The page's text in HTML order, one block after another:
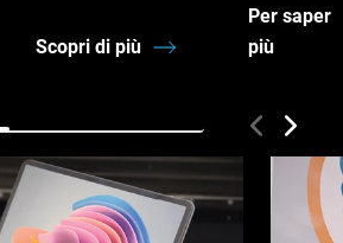
Scopri di più
Per
più